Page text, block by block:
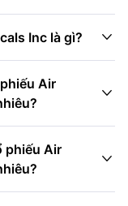
Inc là gì? 
Air

phiếu Air
